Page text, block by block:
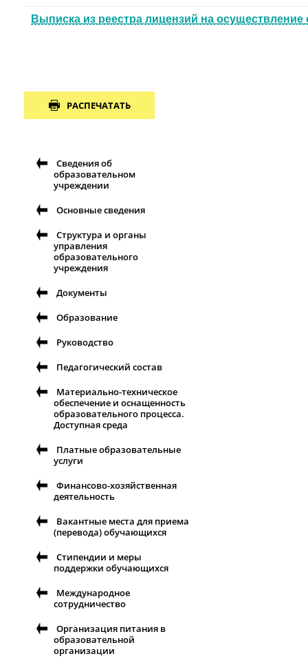
Выписка из реестра лицензий на
РАСПЕЧАТАТЬ
Сведения об
образовательном
учреждении
Основные сведения
Структура и органы
управления
образовательного
учреждения
Документы
Образование
Руководство
Педагогический состав
Материально-техническое
обеспечение и оснащенность
образовательного процесса.
Доступная среда
Платные образовательные
услуги
Финансово-хозяйственная
деятельность
Вакантные места для приема
(перевода) обучающихся
Стипендии и меры
поддержки обучающихся
Международное
сотрудничество
Организация питания в
образовательной
организации